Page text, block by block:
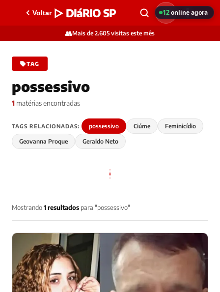
Voltar ▷ DIáRIO SP
👥Mais de 2.605 visitas este mês
TAG
possessivo
1 matérias encontradas
TAGS RELACIONADAS: possessivo Ciúme Feminicídio
Geovanna Proque Geraldo Neto
Mostrando1 resultados para "possessivo"
12online agora